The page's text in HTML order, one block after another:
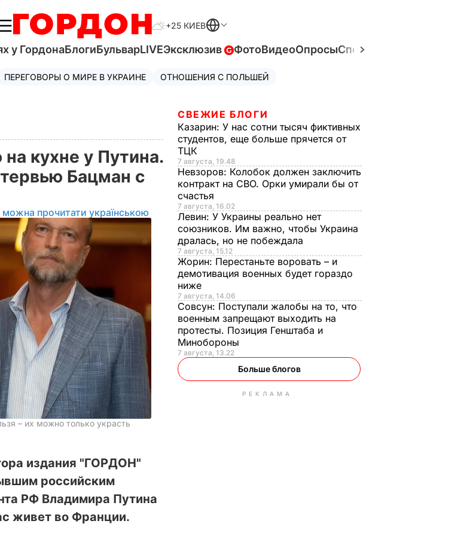
+25 КИЕВ
у ГордонаБлогиБульварLIVEЭксклюзив ФотоВидеоОпросыСпецпроекты
ПЕРЕГОВОРЫ О МИРЕ В УКРАИНЕ ОТНОШЕНИЯ С ПОЛЬШЕЙ
кухне у Путина.
Бацман с
прочитати українською
– их можно только украсть
издания "ГОРДОН"
российским
РФ Владимира Путина
живет во Франции.
СВЕЖИЕ БЛОГИ
Казарин: У нас сотни тысяч фиктивных
студентов, еще больше прячется от
ТЦК
7 августа, 19.48
Невзоров: Колобок должен заключить
контракт на СВО. Орки умирали бы от
счастья
7 августа, 16.02
Левин: У Украины реально нет
союзников. Им важно, чтобы Украина
дралась, но не побеждала
7 августа, 15.12
Жорин: Перестаньте воровать – и
демотивация военных будет гораздо
ниже
7 августа, 14.06
Совсун: Поступали жалобы на то, что
военным запрещают выходить на
протесты. Позиция Генштаба и
Минобороны
7 августа, 13.22
Больше блогов
РЕКЛАМА